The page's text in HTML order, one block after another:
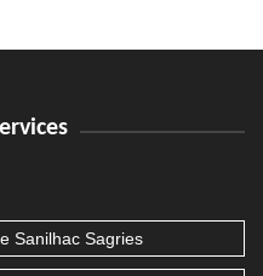
Sanilhac Sagries